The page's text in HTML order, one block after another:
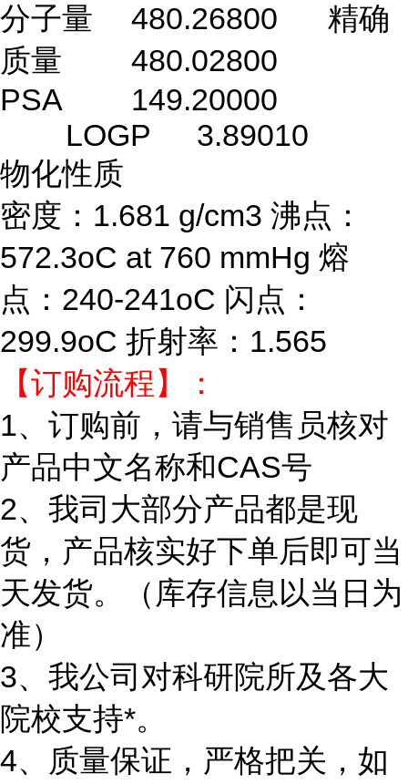
分子量
480.26800
精确
质量
480.02800
PSA
149.20000
LOGP
3.89010
物化性质
密度：1.681 g/cm3 沸点：
572.3oC at 760 mmHg 熔
点：240-241oC 闪点：
299.9oC 折射率：1.565
【订购流程】：
1、订购前，请与销售员核对
产品中文名称和CAS号
2、我司大部分产品都是现
货，产品核实好下单后即可当
天发货。（库存信息以当日为
准）
3、我公司对科研院所及各大
院校支持*。
4、质量保证，严格把关，如